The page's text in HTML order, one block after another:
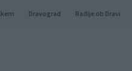
Dravograd Radlje ob Dravi